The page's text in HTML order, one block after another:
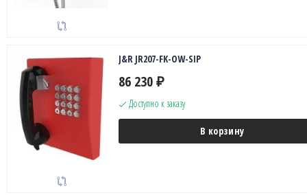
J&R JR207-FK-OW-SIP
86 230 ₽
Доступно к заказу
В корзину